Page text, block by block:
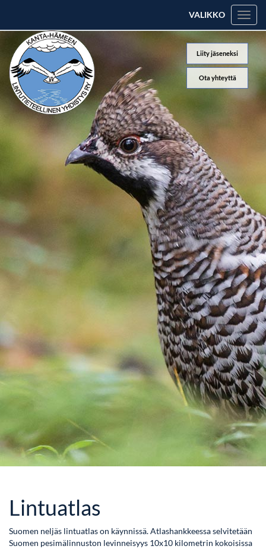
VALIKKO
Liity jäseneksi
Ota yhteyttä
Lintuatlas
Suomen neljäs lintuatlas on käynnissä. Atlashankkeessa selvitetään
Suomen pesimälinnuston levinneisyys 10x10 kilometrin kokoisissa